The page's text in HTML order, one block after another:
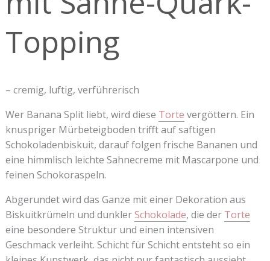
Topping
– cremig, luftig, verführerisch
Wer Banana Split liebt, wird diese Torte vergöttern. Ein
knuspriger Mürbeteigboden trifft auf saftigen
Schokoladenbiskuit, darauf folgen frische Bananen und
eine himmlisch leichte Sahnecreme mit Mascarpone und
feinen Schokoraspeln.
Abgerundet wird das Ganze mit einer Dekoration aus
Biskuitkrümeln und dunklerSchokolade, die der Torte
eine besondere Struktur und einen intensiven
Geschmack verleiht. Schicht für Schicht entsteht so ein